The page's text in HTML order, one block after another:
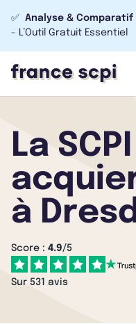
✅ Analyse & Comparatif
- L’Outil Gratuit Essentiel
La
à
Score : 4.9/5
Sur 531 avis